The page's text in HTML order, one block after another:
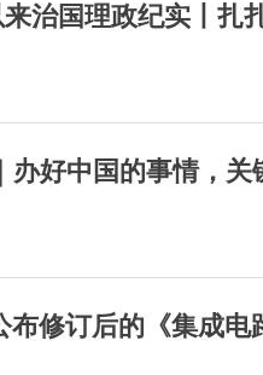
治国理政纪实丨扎
办好中国的事情，关
修订后的《集成电